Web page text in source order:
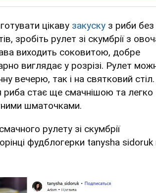
цікаву закуску з риби без
зробіть рулет зі скумбрії з
виходить соковитою, добре
виглядає у розрізі. Рулет
вечерю, так і на святковий стіл.
риба стає ще смачнішою та легко
шматочками.
рулету зі скумбрії
фудблогерки tanysha sidoruk